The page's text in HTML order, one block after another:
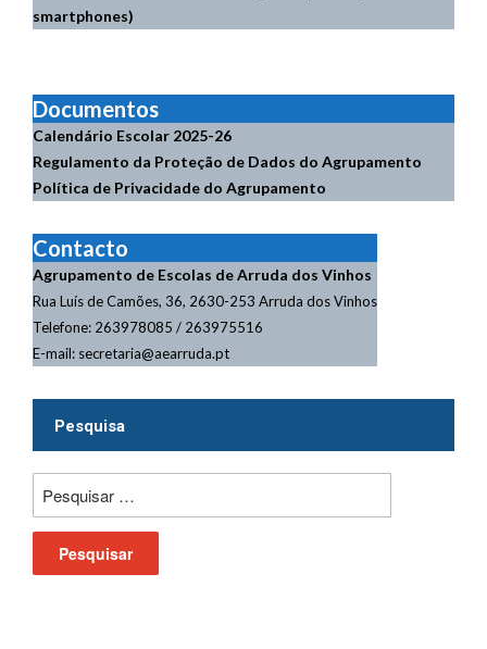
smartphones)
Documentos
Calendário Escolar 2025-26
Regulamento da Proteção de Dados do Agrupamento
Política de Privacidade do Agrupamento
Contacto
Agrupamento de Escolas de Arruda dos Vinhos
Rua Luís de Camões, 36, 2630-253 Arruda dos Vinhos
Telefone: 263978085 / 263975516
E-mail: secretaria@aearruda.pt
Pesquisa